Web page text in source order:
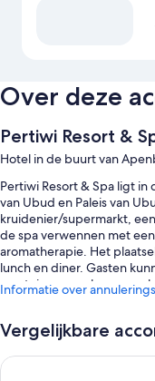
Over deze
Pertiwi Resort &
Hotel in de buurt van
Pertiwi Resort & Spa ligt
van Ubud en Paleis van
kruidenier/supermarkt,
de spa verwennen met
aromatherapie. Het
lunch en diner. Gasten
een tuin en een bar en
Een buitenzwembad
Gratis plaatsen voor
Informatie over
Vergelijkbare
Mumbul Ubud